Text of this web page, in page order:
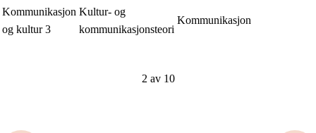
Kommunikasjon
og kultur 3
Kultur- og
kommunikasjonsteori
Kommunikasjon
2 av 10